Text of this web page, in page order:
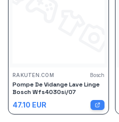
RAKUTEN.COM Bosch
Pompe De Vidange Lave Linge
Bosch Wfs4030si/07
47.10 EUR